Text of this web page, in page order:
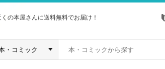
の本屋さんに送料無料でお届け！